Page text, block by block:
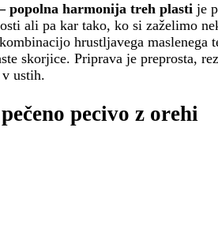
popolna harmonija treh plasti je
ali pa kar tako, ko si zaželimo
hrustljavega maslenega
skorjice. Priprava je preprosta,
ustih.
pecivo z orehi